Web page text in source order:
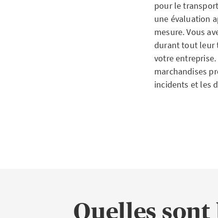
En tant que
ponctuel des
dépassement
marchandise
responsabilité.
marchandises
pour le
une évaluation
mesure. Vous
durant tout leur
votre entreprise.
marchandises
incidents et les
susceptibles de
Quelles